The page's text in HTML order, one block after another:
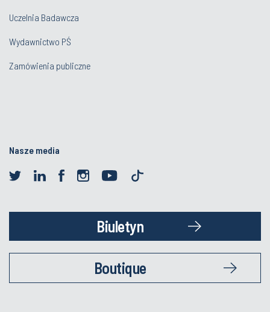
Uczelnia Badawcza
Wydawnictwo PŚ
Zamówienia publiczne
Nasze media
Biuletyn
Boutique